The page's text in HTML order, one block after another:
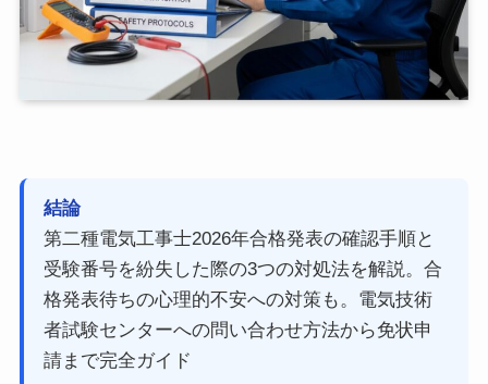
結論
第二種電気工事士2026年合格発表の確認手順と
受験番号を紛失した際の3つの対処法を解説。合
格発表待ちの心理的不安への対策も。電気技術
者試験センターへの問い合わせ方法から免状申
請まで完全ガイド